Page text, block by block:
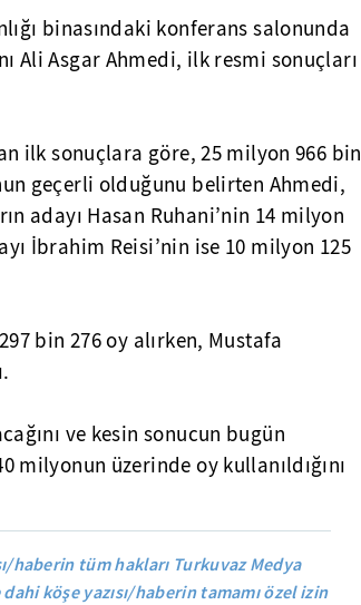
binasındaki konferans salonunda
Ali Asgar Ahmedi, ilk resmi sonuçları
ilk sonuçlara göre, 25 milyon 966 bin
geçerli olduğunu belirten Ahmedi,
adayı Hasan Ruhani’nin 14 milyon
İbrahim Reisi’nin ise 10 milyon 125
bin 276 oy alırken, Mustafa
ve kesin sonucun bugün
milyonun üzerinde oy kullanıldığını
haberin tüm hakları Turkuvaz Medya
köşe yazısı/haberin tamamı özel izin